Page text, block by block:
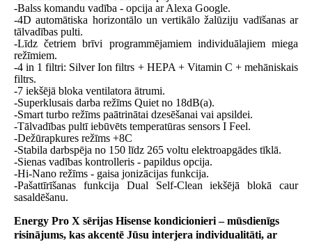
-Balss komandu vadība - opcija ar Alexa Google.
-4D automātiska horizontālo un vertikālo žalūziju vadīšanas ar
tālvadības pulti.
-Līdz četriem brīvi programmējamiem individuālajiem miega
režīmiem.
-4 in 1 filtri: Silver Ion filtrs + HEPA + Vitamin C + mehāniskais
filtrs.
-7 iekšējā bloka ventilatora ātrumi.
-Superklusais darba režīms Quiet no 18dB(a).
-Smart turbo režīms paātrinātai dzesēšanai vai apsildei.
-Tālvadības pultī iebūvēts temperatūras sensors I Feel.
-Dežūrapkures režīms +8C
-Stabila darbspēja no 150 līdz 265 voltu elektroapgādes tīklā.
-Sienas vadības kontrolleris - papildus opcija.
-Hi-Nano režīms - gaisa jonizācijas funkcija.
-Pašattīrīšanas funkcija Dual Self-Clean iekšējā blokā caur
sasaldēšanu.
Energy Pro X sērijas Hisense kondicionieri – mūsdienīgs
risinājums, kas akcentē Jūsu interjera individualitāti, ar